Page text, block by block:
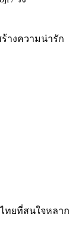
างความน่ารัก
ทยที่สนใจหลาก